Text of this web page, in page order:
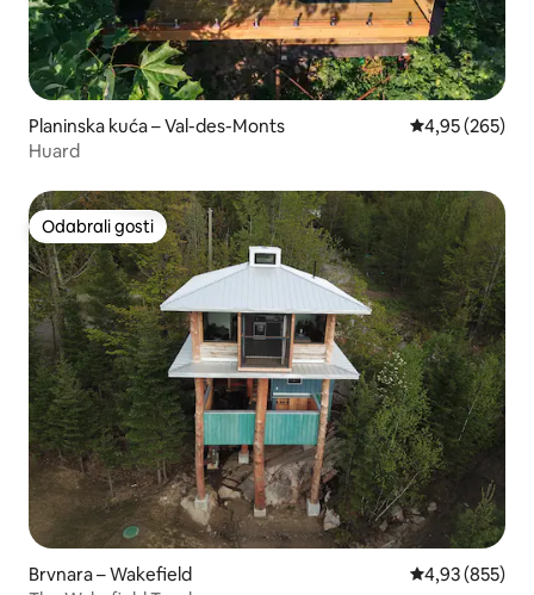
Planinska kuća – Val-des-Monts Prosječna
4,95 (265)
Huard
Odabrali gosti
Odabrali gosti
Brvnara – Wakefield Prosječna
4,93 (855)